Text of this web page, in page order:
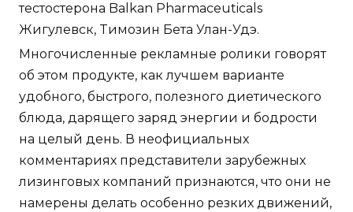
тестостерона Balkan Pharmaceuticals
Жигулевск, Tимозин Бета Улан-Удэ.
Многочисленные рекламные ролики говорят
об этом продукте, как лучшем варианте
удобного, быстрого, полезного диетического
блюда, дарящего заряд энергии и бодрости
на целый день. В неофициальных
комментариях представители зарубежных
лизинговых компаний признаются, что они не
намерены делать особенно резких движений,